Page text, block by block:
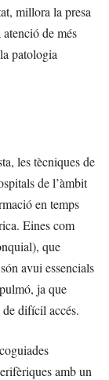
millora la presa
de més
patologia
les tècniques de
de l’àmbit
en temps
Eines com
que
avui essencials
ja que
difícil accés.
amb un